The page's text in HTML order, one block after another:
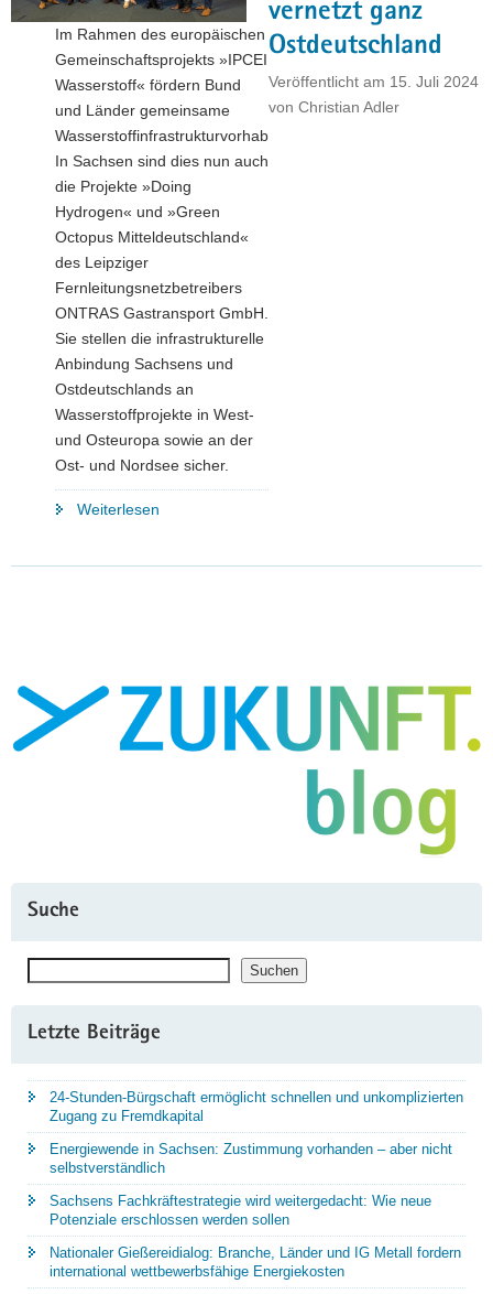
a
vernetzt ganz
Ostdeutschland
Veröffentlicht am 15. Juli 2024
von Christian Adler
Im Rahmen des europäischen
Gemeinschaftsprojekts »IPCEI
Wasserstoff« fördern Bund
und Länder gemeinsame
Wasserstoffinfrastrukturvorhaben.
In Sachsen sind dies nun auch
die Projekte »Doing
Hydrogen« und »Green
Octopus Mitteldeutschland«
des Leipziger
Fernleitungsnetzbetreibers
ONTRAS Gastransport GmbH.
Sie stellen die infrastrukturelle
Anbindung Sachsens und
Ostdeutschlands an
Wasserstoffprojekte in West-
und Osteuropa sowie an der
Ost- und Nordsee sicher.
Weiterlesen
Suche
Suchen
Letzte Beiträge
24-Stunden-Bürgschaft ermöglicht schnellen und unkomplizierten
Zugang zu Fremdkapital
Energiewende in Sachsen: Zustimmung vorhanden – aber nicht
selbstverständlich
Sachsens Fachkräftestrategie wird weitergedacht: Wie neue
Potenziale erschlossen werden sollen
Nationaler Gießereidialog: Branche, Länder und IG Metall fordern
international wettbewerbsfähige Energiekosten